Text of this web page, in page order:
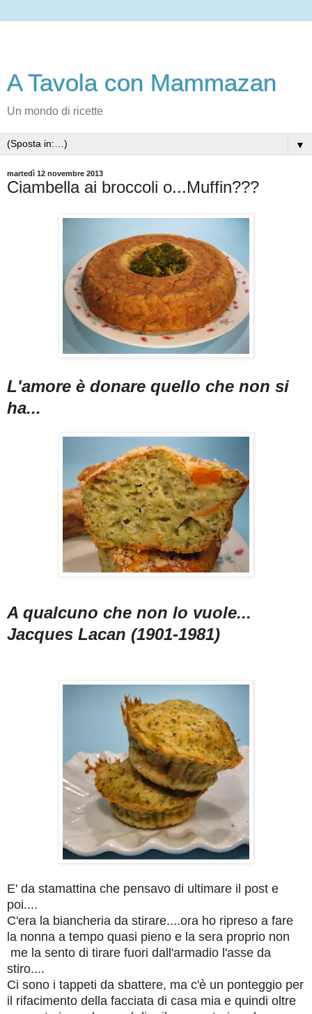
A Tavola con Mammazan
Un mondo di ricette
▼
martedì 12 novembre 2013
Ciambella ai broccoli o...Muffin???
L'amore è donare quello che non si
ha...
A qualcuno che non lo vuole...
Jacques Lacan (1901-1981)
E' da stamattina che pensavo di ultimare il post e
poi....
C'era la biancheria da stirare....ora ho ripreso a fare
la nonna a tempo quasi pieno e la sera proprio non
me la sento di tirare fuori dall'armadio l'asse da
stiro....
Ci sono i tappeti da sbattere, ma c'è un ponteggio per
il rifacimento della facciata di casa mia e quindi oltre